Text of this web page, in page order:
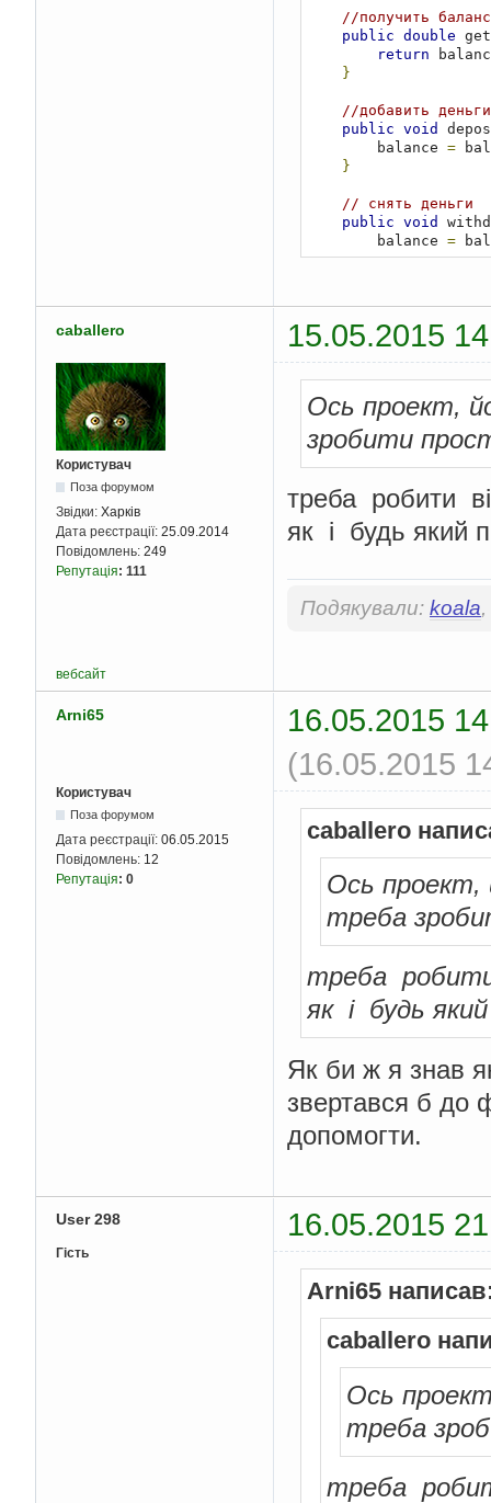
        frame
        frame
setSize
//показать
}
// добавление
private
void
        jtxtMoney
=
        jbtnWithdraw
        jbtnDeposit
=
//
//зеленый
        jlblBalance
.
        jlblBalance
.
//добавление
        mainPanel
.add
        jbtnWithdraw
.
        jbtnDeposit
}
//перехват
@Override
public void
if (e.
            withdraw
//нажали
            deposit
}
}
//показывает
void
//
String
}
//пополнение
if (
//
double
//
            account
.
//
//получить баланс
public double
return
}
//добавить деньги
public void
        balance
=
}
// снять деньги
public void
        balance
=
}
caballero 15.05.2015
Користувач
Поза форумом
Звідки: Харків
Дата реєстрації: 25.09.2014
Повідомлень: 249
Репутація: 111
Ось проект,
зробити
треба робити
як i будь який
Подякували: koala,
вебсайт
Arni65
16.05.2015
(16.05.2015
Користувач
Поза форумом
Дата реєстрації: 06.05.2015
Повідомлень: 12
Репутація: 0
caballero
Ось проект,
треба
треба
як i будь
Як би ж я знав
звертався б до
допомогти.
User 298 16.05.2015
Гість
Arni65
caballero
Ось
треба
треба